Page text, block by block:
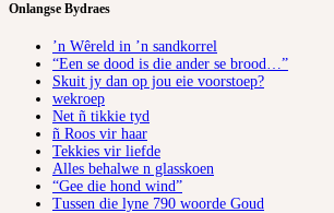
Onlangse Bydraes
’n Wêreld in ’n sandkorrel
“Een se dood is die ander se brood…”
Skuit jy dan op jou eie voorstoep?
wekroep
Net ñ tikkie tyd
ñ Roos vir haar
Tekkies vir liefde
Alles behalwe n glasskoen
“Gee die hond wind”
Tussen die lyne 790 woorde Goud